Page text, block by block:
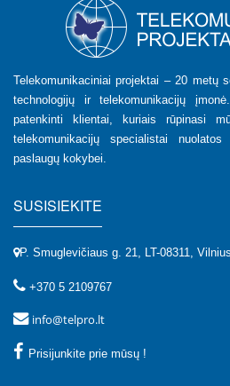
Telekomunikaciniai projektai – 20 metų
technologijų ir telekomunikacijų
patenkinti klientai, kuriais rūpinasi
telekomunikacijų specialistai
paslaugų kokybei.
SUSISIEKITE
P. Smuglevičiaus g. 21, LT-08311,
+370 5 2109767
info@telpro.lt
Prisijunkite prie mūsų !